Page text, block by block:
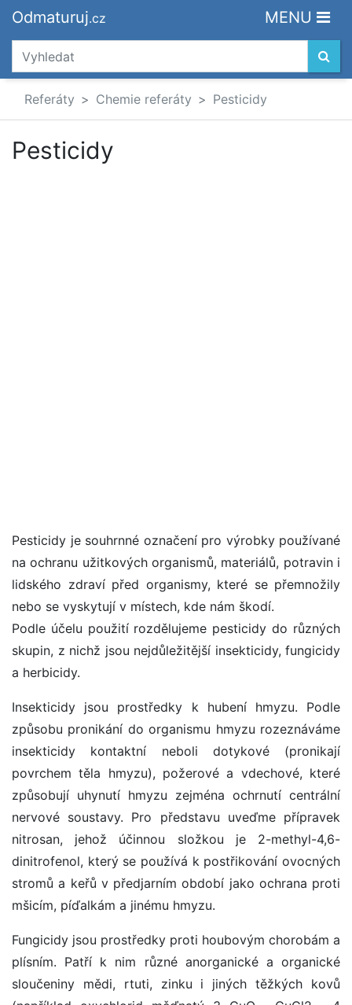
Odmaturuj.cz MENU
Referáty Chemie referáty Pesticidy
Pesticidy
Pesticidy je souhrnné označení pro výrobky používané
na ochranu užitkových organismů, materiálů, potravin i
lidského zdraví před organismy, které se přemnožily
nebo se vyskytují v místech, kde nám škodí.
Podle účelu použití rozdělujeme pesticidy do různých
skupin, z nichž jsou nejdůležitější insekticidy, fungicidy
a herbicidy.
Insekticidy jsou prostředky k hubení hmyzu. Podle
způsobu pronikání do organismu hmyzu rozeznáváme
insekticidy kontaktní neboli dotykové (pronikají
povrchem těla hmyzu), požerové a vdechové, které
způsobují uhynutí hmyzu zejména ochrnutí centrální
nervové soustavy. Pro představu uveďme přípravek
nitrosan, jehož účinnou složkou je 2-methyl-4,6-
dinitrofenol, který se používá k postřikování ovocných
stromů a keřů v předjarním období jako ochrana proti
mšicím, píďalkám a jinému hmyzu.
Fungicidy jsou prostředky proti houbovým chorobám a
plísním. Patří k nim různé anorganické a organické
sloučeniny mědi, rtuti, zinku i jiných těžkých kovů